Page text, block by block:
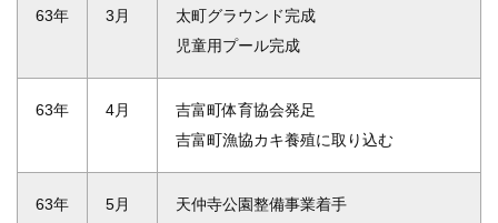
63年 3月
太町グラウンド完成
児童用プール完成
63年 4月
吉富町体育協会発足
吉富町漁協カキ養殖に取り込む
63年 5月 天仲寺公園整備事業着手